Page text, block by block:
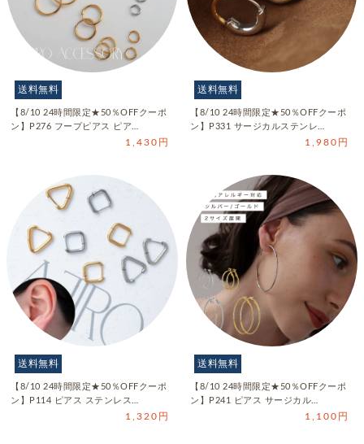
送料無料
【8/10 24時間限定★50％OFFクーポ
ン】P276 フープピアス ピア…
1,430円
送料無料
【8/10 24時間限定★50％OFFクーポ
ン】P331 サージカルステンレ…
1,980円
送料無料
【8/10 24時間限定★50％OFFクーポ
ン】P114 ピアス ステンレス…
1,320円
送料無料
【8/10 24時間限定★50％OFFクーポ
ン】P241 ピアス サージカル…
1,100円